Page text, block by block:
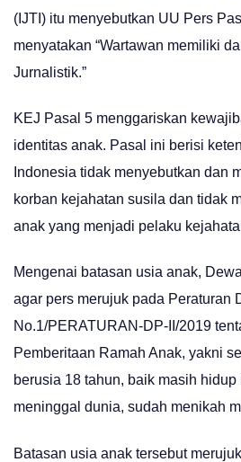
(IJTI) itu menyebutkan UU Pers
menyatakan “Wartawan memiliki
Jurnalistik.”
KEJ Pasal 5 menggariskan
identitas anak. Pasal ini berisi
Indonesia tidak menyebutkan dan
korban kejahatan susila dan tidak
anak yang menjadi pelaku
Mengenai batasan usia anak,
agar pers merujuk pada Peraturan
No.1/PERATURAN-DP-II/2019
Pemberitaan Ramah Anak, yakni
berusia 18 tahun, baik masih hidup
meninggal dunia, sudah menikah
Batasan usia anak tersebut